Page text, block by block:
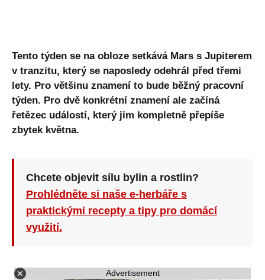
Tento týden se na obloze setkává Mars s Jupiterem
v tranzitu, který se naposledy odehrál před třemi
lety. Pro většinu znamení to bude běžný pracovní
týden. Pro dvě konkrétní znamení ale začíná
řetězec událostí, který jim kompletně přepíše
zbytek května.
Chcete objevit sílu bylin a rostlin?
Prohlédněte si naše e-herbáře s
praktickými recepty a tipy pro domácí
využití.
Advertisement